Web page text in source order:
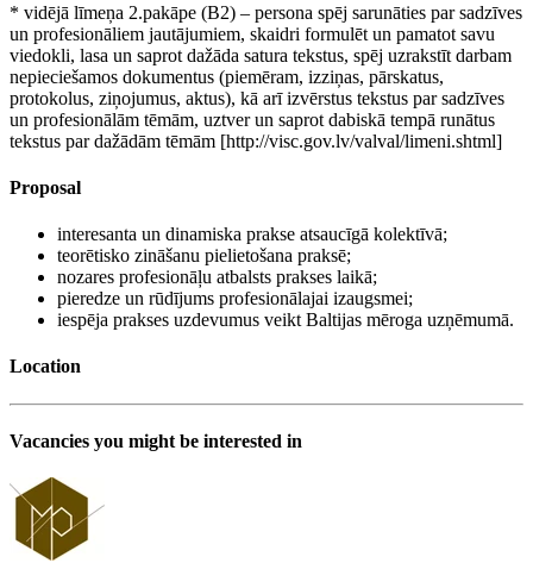
* vidējā līmeņa 2.pakāpe (B2) – persona spēj sarunāties par sadzīves
un profesionāliem jautājumiem, skaidri formulēt un pamatot savu
viedokli, lasa un saprot dažāda satura tekstus, spēj uzrakstīt darbam
nepieciešamos dokumentus (piemēram, izziņas, pārskatus,
protokolus, ziņojumus, aktus), kā arī izvērstus tekstus par sadzīves
un profesionālām tēmām, uztver un saprot dabiskā tempā runātus
tekstus par dažādām tēmām [http://visc.gov.lv/valval/limeni.shtml]
Proposal
interesanta un dinamiska prakse atsaucīgā kolektīvā;
teorētisko zināšanu pielietošana praksē;
nozares profesionāļu atbalsts prakses laikā;
pieredze un rūdījums profesionālajai izaugsmei;
iespēja prakses uzdevumus veikt Baltijas mēroga uzņēmumā.
Location
Vacancies you might be interested in